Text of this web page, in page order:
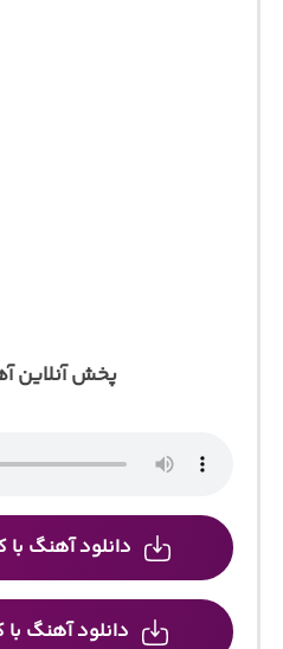
پخش آنلاین
دانلود آهنگ با
دانلود آهنگ با